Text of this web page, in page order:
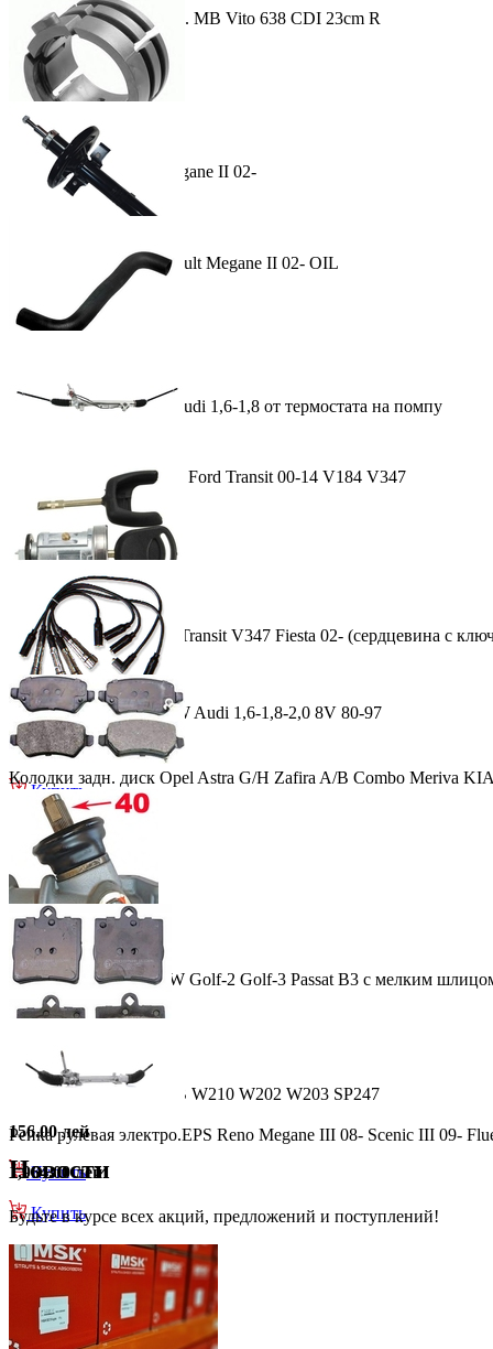
Тяга стабилизатора пер. MB Vito 638 CDI 23cm R
140.00 лей
Купить
Втулка рейки Reno Megane II 02-
Амортизатор пер. Renault Megane II 02- OIL
627.00 лей
Патрубок резин. VW Audi 1,6-1,8 от термостата на помпу
Рейка рулевая гидравл. Ford Transit 00-14 V184 V347
5,373.00 лей
Купить
Замок зажигания Ford Transit V347 Fiesta 02- (сердцевина с
189.00 лей
Купить
Провода выс. напр. VW Audi 1,6-1,8-2,0 8V 80-97
255.00 лей
Купить
Колодки задн. диск Opel Astra G/H Zafira A/B Combo Meriva
158.00 лей
Купить
Рейка рулевая мех. VW Golf-2 Golf-3 Passat B3 с мелким
816.00 лей
Купить
Колодки задн. диск MB W210 W202 W203 SP247
156.00 лей
Купить
Рейка рулевая электро.EPS Reno Megane III 08- Scenic III 09-
1,964.00 лей
Купить
Новости
Будьте в курсе всех акций, предложений и поступлений!